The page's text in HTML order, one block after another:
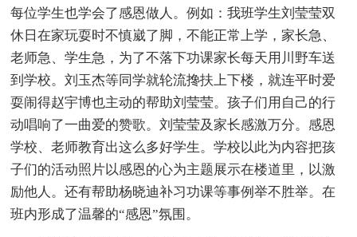
每位学生也学会了感恩做人。例如：我班学生刘莹莹双
休日在家玩耍时不慎崴了脚，不能正常上学，家长急、
老师急、学生急，为了不落下功课家长每天用川野车送
到学校。刘玉杰等同学就轮流搀扶上下楼，就连平时爱
耍闹得赵宇博也主动的帮助刘莹莹。孩子们用自己的行
动唱响了一曲爱的赞歌。刘莹莹及家长感激万分。感恩
学校、老师教育出这么多好学生。学校以此为内容把孩
子们的活动照片以感恩的心为主题展示在楼道里，以激
励他人。还有帮助杨晓迪补习功课等事例举不胜举。在
班内形成了温馨的“感恩”氛围。